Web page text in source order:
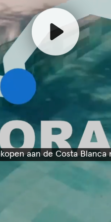
aan de Costa Blanca